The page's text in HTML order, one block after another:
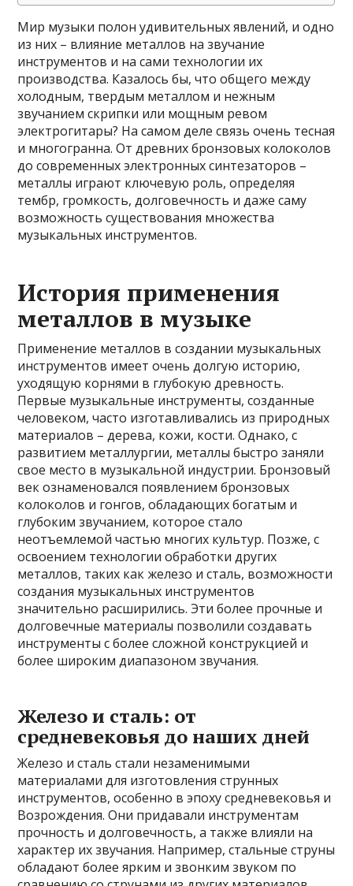
Мир музыки полон удивительных явлений, и одно
из них – влияние металлов на звучание
инструментов и на сами технологии их
производства. Казалось бы, что общего между
холодным, твердым металлом и нежным
звучанием скрипки или мощным ревом
электрогитары? На самом деле связь очень тесная
и многогранна. От древних бронзовых колоколов
до современных электронных синтезаторов –
металлы играют ключевую роль, определяя
тембр, громкость, долговечность и даже саму
возможность существования множества
музыкальных инструментов.
История применения
металлов в музыке
Применение металлов в создании музыкальных
инструментов имеет очень долгую историю,
уходящую корнями в глубокую древность.
Первые музыкальные инструменты, созданные
человеком, часто изготавливались из природных
материалов – дерева, кожи, кости. Однако, с
развитием металлургии, металлы быстро заняли
свое место в музыкальной индустрии. Бронзовый
век ознаменовался появлением бронзовых
колоколов и гонгов, обладающих богатым и
глубоким звучанием, которое стало
неотъемлемой частью многих культур. Позже, с
освоением технологии обработки других
металлов, таких как железо и сталь, возможности
создания музыкальных инструментов
значительно расширились. Эти более прочные и
долговечные материалы позволили создавать
инструменты с более сложной конструкцией и
более широким диапазоном звучания.
Железо и сталь: от
средневековья до наших дней
Железо и сталь стали незаменимыми
материалами для изготовления струнных
инструментов, особенно в эпоху средневековья и
Возрождения. Они придавали инструментам
прочность и долговечность, а также влияли на
характер их звучания. Например, стальные струны
обладают более ярким и звонким звуком по